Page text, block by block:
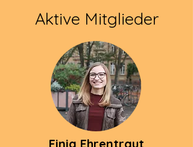
Aktive Mitglieder
Finia Ehrentraut